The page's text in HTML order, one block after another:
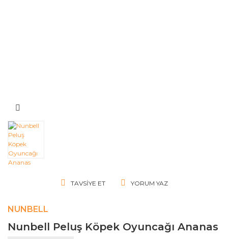
TAVSIYE ET YORUM YAZ
NUNBELL
Nunbell Peluş Köpek Oyuncağı Ananas